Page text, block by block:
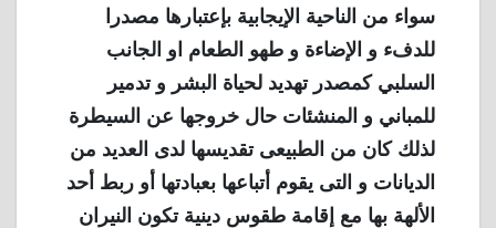
سواء من الناحية الإيجابية بإعتبارها مصدرا
للدفء و الإضاءة و طهو الطعام او الجانب
السلبي كمصدر تهديد لحياة البشر و تدمير
للمباني و المنشئات حال خروجها عن السيطرة
لذلك كان من الطبيعى تقديسها لدى العديد من
الديانات و التى يقوم أتباعها بعبادتها أو ربط أحد
الألهة بها مع إقامة طقوس دينية تكون النيران